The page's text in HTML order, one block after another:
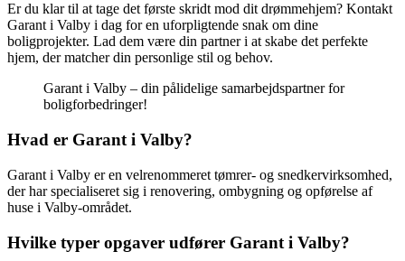
Er du klar til at tage det første skridt mod dit drømmehjem? Kontakt
Garant i Valby i dag for en uforpligtende snak om dine
boligprojekter. Lad dem være din partner i at skabe det perfekte
hjem, der matcher din personlige stil og behov.
Garant i Valby – din pålidelige samarbejdspartner for
boligforbedringer!
Hvad er Garant i Valby?
Garant i Valby er en velrenommeret tømrer- og snedkervirksomhed,
der har specialiseret sig i renovering, ombygning og opførelse af
huse i Valby-området.
Hvilke typer opgaver udfører Garant i Valby?